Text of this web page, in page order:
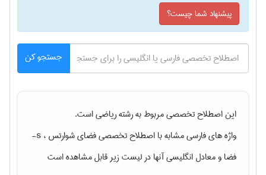
پیشنهاد شما چیست؟
جستجو کن
این اصطلاح تخصصی مربوط به رشتهرياضیاست.
واژه های فارسی مشابه با اصطلاح تخصصی
فضای شوارتس ، s-
فضاو معادل انگلیسی آنها در لیست زیر قابل مشاهده است